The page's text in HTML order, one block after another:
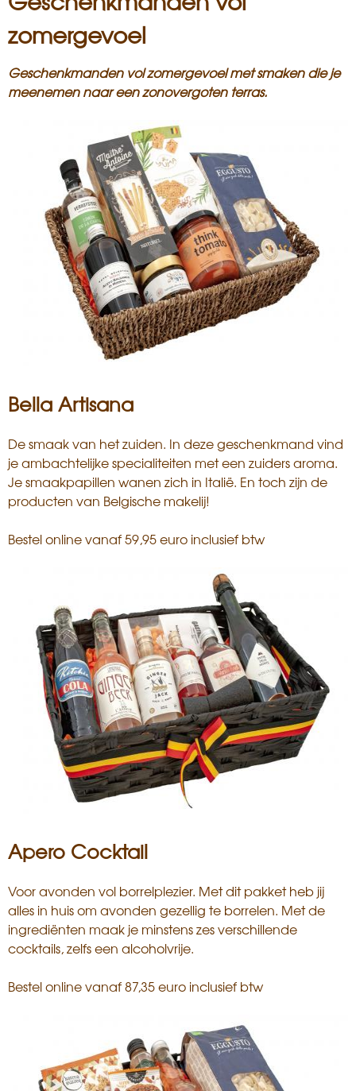
s
a
zomergevoel
Geschenkmanden vol zomergevoel met smaken die je
meenemen naar een zonovergoten terras.
Bella Artisana
De smaak van het zuiden. In deze geschenkmand vind
je ambachtelijke specialiteiten met een zuiders aroma.
Je smaakpapillen wanen zich in Italië. En toch zijn de
producten van Belgische makelij!
Bestel online vanaf 59,95 euro inclusief btw
Apero Cocktail
Voor avonden vol borrelplezier. Met dit pakket heb jij
alles in huis om avonden gezellig te borrelen. Met de
ingrediënten maak je minstens zes verschillende
cocktails, zelfs een alcoholvrije.
Bestel online vanaf 87,35 euro inclusief btw